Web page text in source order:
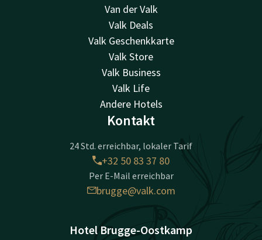
Van der Valk
Valk Deals
Valk Geschenkkarte
Valk Store
Valk Business
Valk Life
Andere Hotels
Kontakt
24 Std. erreichbar, lokaler Tarif
+32 50 83 37 80
Per E-Mail erreichbar
brugge@valk.com
Hotel Brugge-Oostkamp